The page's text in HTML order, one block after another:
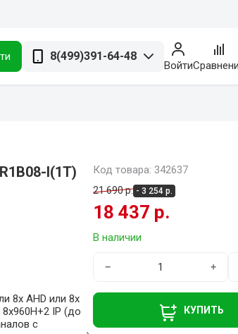
8(499)391-64-48
Войти
I(1T)
8х AHD или 8x
8х960H+2 IP (до
с
Код товара: 342637
21 690 р. - 3 254 р.
18 437 р.
В наличии
− +
КУПИТЬ